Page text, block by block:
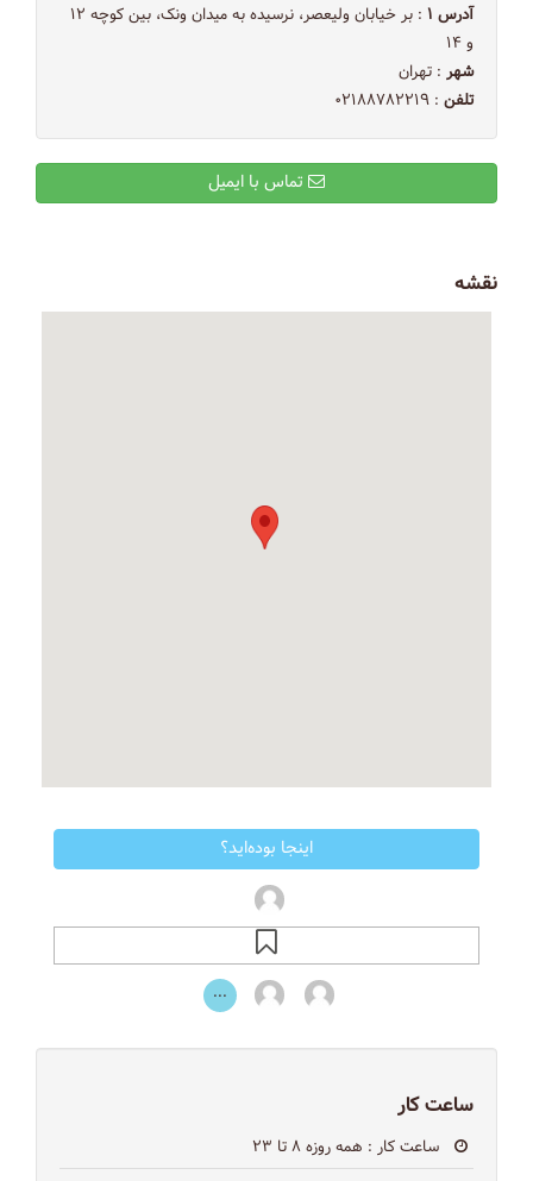
آدرس ۱
: بر خیابان ولیعصر، نرسیده به میدان ونک، بین کوچه ۱۲
و ۱۴
شهر : تهران
تلفن : ۰۲۱۸۸۷۸۲۲۱۹
نقشه
اینجا بوده‌اید؟
...
ساعت کار
ساعت کار : همه روزه ۸ تا ۲۳